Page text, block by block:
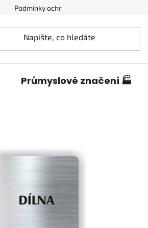
Podmínky ochrany osobních údajů
Průmyslové značení 🏭